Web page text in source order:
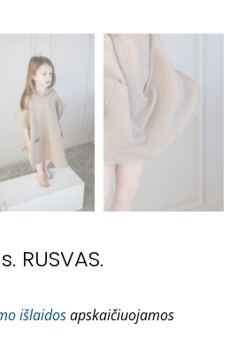
RUSVAS.
išlaidosapskaičiuojamos